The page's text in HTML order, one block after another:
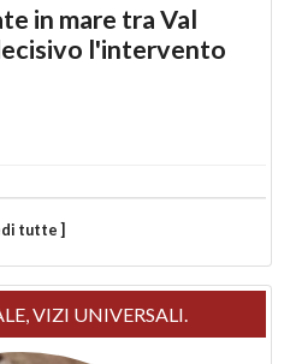
in mare tra Val
l'intervento
tutte ]
VIZI UNIVERSALI.